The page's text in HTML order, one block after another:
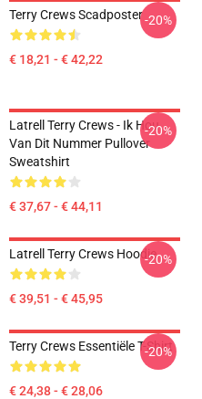
Terry Crews Scadposter
€ 18,21 - € 42,22
-20%
Latrell Terry Crews - Ik Hou
Van Dit Nummer Pullover
Sweatshirt
€ 37,67 - € 44,11
-20%
Latrell Terry Crews Hoodie
€ 39,51 - € 45,95
-20%
Terry Crews Essentiële T-Shirt
€ 24,38 - € 28,06
-20%